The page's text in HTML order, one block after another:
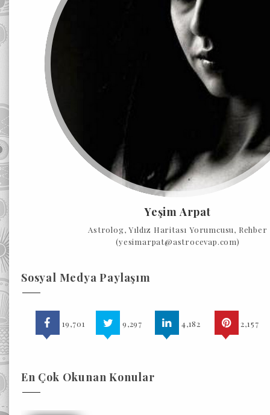
Yeşim Arpat
Astrolog, Yıldız Haritası Yorumcusu, Rehber
(yesimarpat@astrocevap.com)
Sosyal Medya Paylaşım
19,701 9,297 4,182 2,157
En Çok Okunan Konular